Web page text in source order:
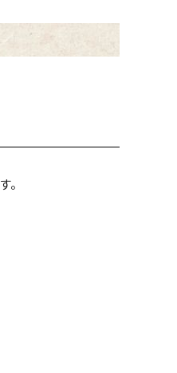
。